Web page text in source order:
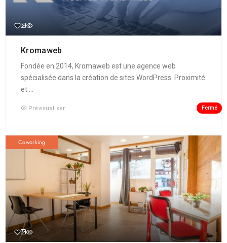
Kromaweb
Fondée en 2014, Kromaweb est une agence web
spécialisée dans la création de sites WordPress. Proximité
et ...
Prévisualiser Fermé
Coworking